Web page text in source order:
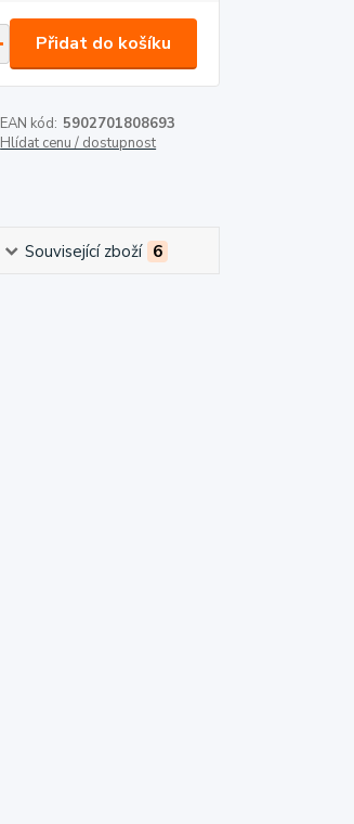
Přidat do košíku
EAN kód: 5902701808693
Hlídat cenu / dostupnost
Související zboží 6